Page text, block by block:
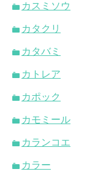
カスミソウ
カタクリ
カタバミ
カトレア
カポック
カモミール
カランコエ
カラー